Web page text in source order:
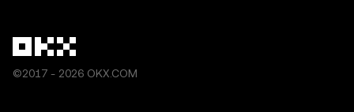
©2017 - 2026 OKX.COM